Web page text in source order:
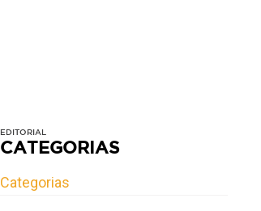
EDITORIAL
CATEGORIAS
Categorias